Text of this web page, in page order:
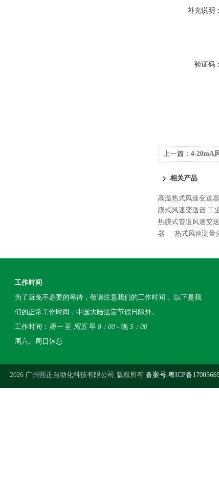
补充说明
验证码
上一篇： 4-20mA
相关产品
高温热式风速变送
膜式风速变送器 工
热膜式管道风速变
器
热式风速测量
工作时间
为了避免不必要的等待，敬请注意我们的工作时间 。以下是我
们的正常工作时间，中国大陆法定节假日除外。
工作时间： 周一至 周五早 8：00 - 晚 5：00
周六、周日休息
2026 广州熙正自动化科技有限公司 版权所有 备案号:粤ICP备